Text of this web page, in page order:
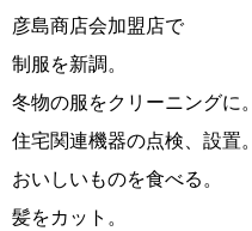
彦島商店会加盟店で
制服を新調。
冬物の服をクリーニングに。
住宅関連機器の点検、設置。
おいしいものを食べる。
髪をカット。